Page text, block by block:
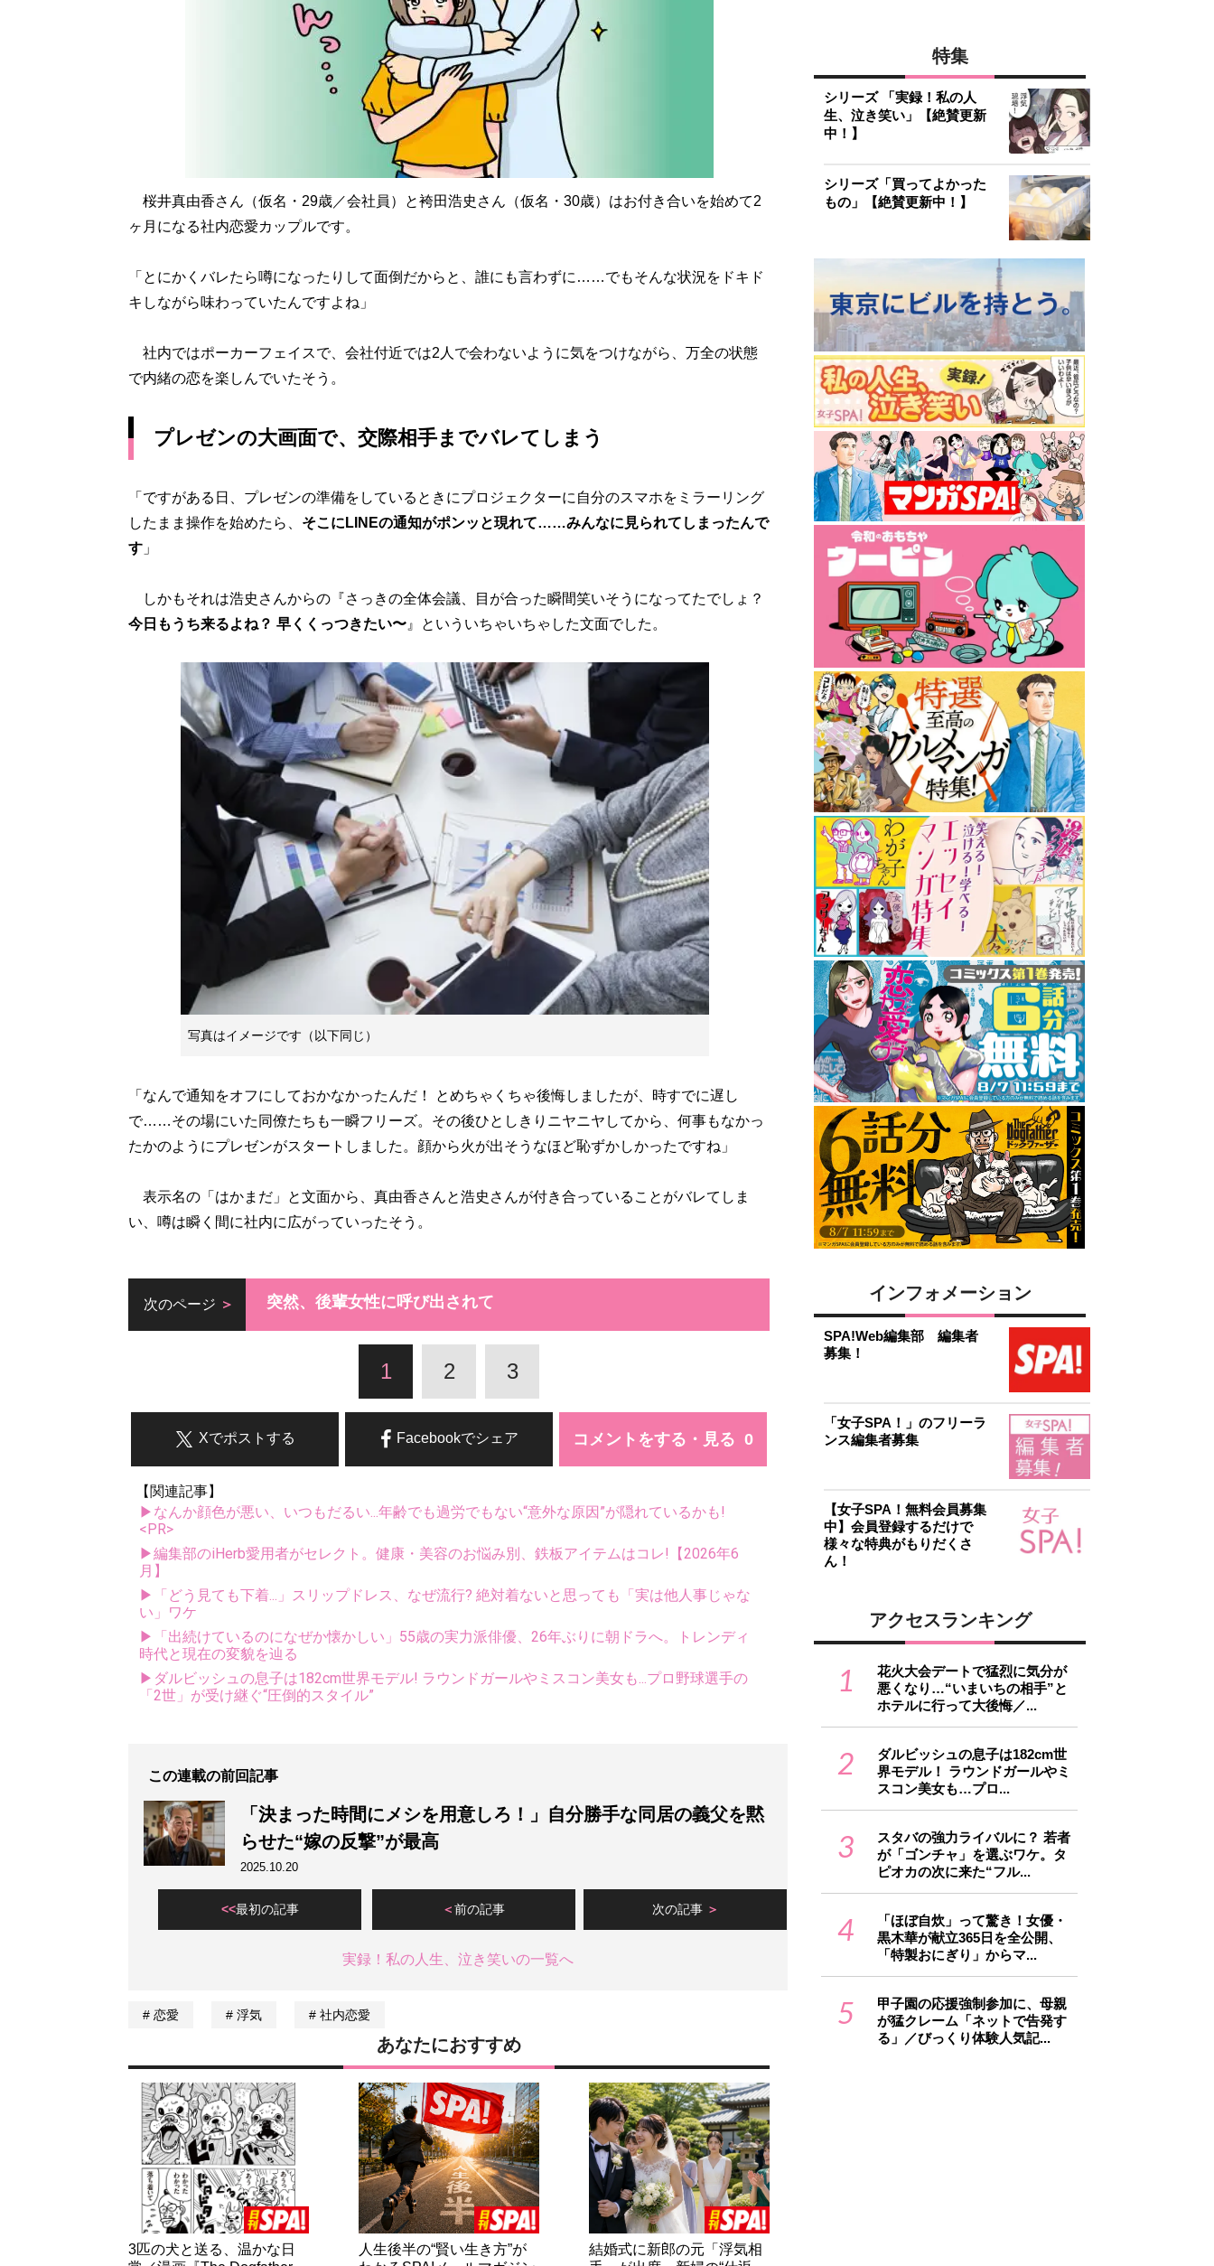
桜井真由香さん（仮名・29歳／会社員）と袴田浩史さん（仮名・30歳）はお付き合いを始めて2
ヶ月になる社内恋愛カップルです。
「とにかくバレたら噂になったりして面倒だからと、誰にも言わずに……でもそんな状況をドキド
キしながら味わっていたんですよね」
社内ではポーカーフェイスで、会社付近では2人で会わないように気をつけながら、万全の状態
で内緒の恋を楽しんでいたそう。
プレゼンの大画面で、交際相手までバレてしまう
「ですがある日、プレゼンの準備をしているときにプロジェクターに自分のスマホをミラーリング
したまま操作を始めたら、 そこにLINEの通知がポンッと現れて……みんなに見られてしまったんで
す 」
しかもそれは浩史さんからの『さっきの全体会議、目が合った瞬間笑いそうになってたでしょ？
今日もうち来るよね？ 早くくっつきたい〜 』といういちゃいちゃした文面でした。
写真はイメージです（以下同じ）
「なんで通知をオフにしておかなかったんだ！ とめちゃくちゃ後悔しましたが、時すでに遅し
で……その場にいた同僚たちも一瞬フリーズ。その後ひとしきりニヤニヤしてから、何事もなかっ
たかのようにプレゼンがスタートしました。顔から火が出そうなほど恥ずかしかったですね」
表示名の「はかまだ」と文面から、真由香さんと浩史さんが付き合っていることがバレてしま
い、噂は瞬く間に社内に広がっていったそう。
次のページ 突然、後輩女性に呼び出されて
1 2 3
コメントをする・見る
Facebookでシェア
Xでポストする
【関連記事】
▶なんか顔色が悪い、いつもだるい...年齢でも過労でもない“意外な原因”が隠れているかも!
<PR>
▶編集部のiHerb愛用者がセレクト。健康・美容のお悩み別、鉄板アイテムはコレ!【2026年6
月】
▶「どう見ても下着...」スリップドレス、なぜ流行? 絶対着ないと思っても「実は他人事じゃな
い」ワケ
▶「出続けているのになぜか懐かしい」55歳の実力派俳優、26年ぶりに朝ドラへ。トレンディ
時代と現在の変貌を辿る
▶ダルビッシュの息子は182cm世界モデル! ラウンドガールやミスコン美女も...プロ野球選手の
「2世」が受け継ぐ“圧倒的スタイル”
この連載の前回記事
「決まった時間にメシを用意しろ！」自分勝手な同居の義父を黙
らせた“嫁の反撃”が最高
2025.10.20
最初の記事 前の記事 次の記事
実録！私の人生、泣き笑いの一覧へ
恋愛 浮気 社内恋愛
あなたにおすすめ
3匹の犬と送る、温かな日
人生後半の“賢い生き方”が
結婚式に新郎の元「浮気相
特集
シリーズ 「実録！私の人
生、泣き笑い」【絶賛更新
中！】
シリーズ「買ってよかった
もの」【絶賛更新中！】
インフォメーション
SPA!Web編集部 編集者
募集！
「女子SPA！」のフリーラ
ンス編集者募集
【女子SPA！無料会員募集
中】会員登録するだけで
様々な特典がもりだくさ
ん！
アクセスランキング
1
花火大会デートで猛烈に気分が
悪くなり…“いまいちの相手”と
ホテルに行って大後悔／...
2
ダルビッシュの息子は182cm世
界モデル！ ラウンドガールやミ
スコン美女も…プロ...
3
スタバの強力ライバルに？ 若者
が「ゴンチャ」を選ぶワケ。タ
ピオカの次に来た“フル...
4
「ほぼ自炊」って驚き！女優・
黒木華が献立365日を全公開、
「特製おにぎり」からマ...
5
甲子園の応援強制参加に、母親
が猛クレーム「ネットで告発す
る」／びっくり体験人気記...